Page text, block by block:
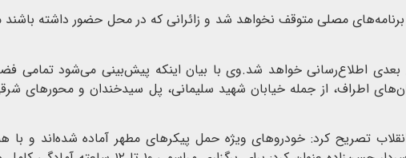
مصلی متوقف نخواهد شد و زائرانی که در محل حضور داشته باشند
اطلاع‌رسانی خواهد شد.وی با بیان اینکه پیش‌بینی می‌شود تمامی
اطراف، از جمله خیابان شهید سلیمانی، پل سیدخندان و محورهای
تصریح کرد: خودروهای ویژه حمل پیکرهای مطهر آماده شده‌اند و با